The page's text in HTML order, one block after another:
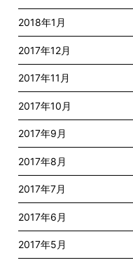
2018年1月
2017年12月
2017年11月
2017年10月
2017年9月
2017年8月
2017年7月
2017年6月
2017年5月